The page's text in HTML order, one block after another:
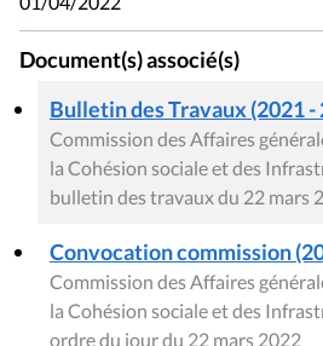
Document(s) associé(s)
Bulletin des Travaux (2021 -
Commission des Affaires
la Cohésion sociale et des
bulletin des travaux du 22 mars
Convocation commission
Commission des Affaires
la Cohésion sociale et des
ordre du jour du 22 mars 2022